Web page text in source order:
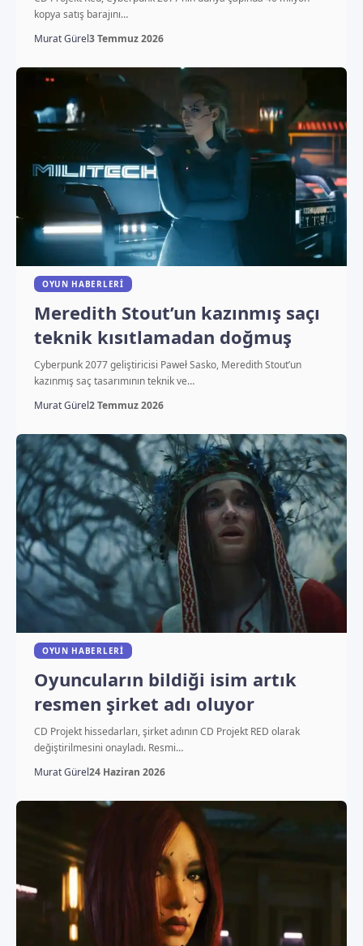
kopya satış barajını…
Murat Gürel3 Temmuz 2026
OYUN HABERLERI
Meredith Stout’un kazınmış saçı
teknik kısıtlamadan doğmuş
Cyberpunk 2077 geliştiricisi Paweł Sasko, Meredith Stout’un
kazınmış saç tasarımının teknik ve…
Murat Gürel2 Temmuz 2026
OYUN HABERLERI
Oyuncuların bildiği isim artık
resmen şirket adı oluyor
CD Projekt hissedarları, şirket adının CD Projekt RED olarak
değiştirilmesini onayladı. Resmi…
Murat Gürel24 Haziran 2026